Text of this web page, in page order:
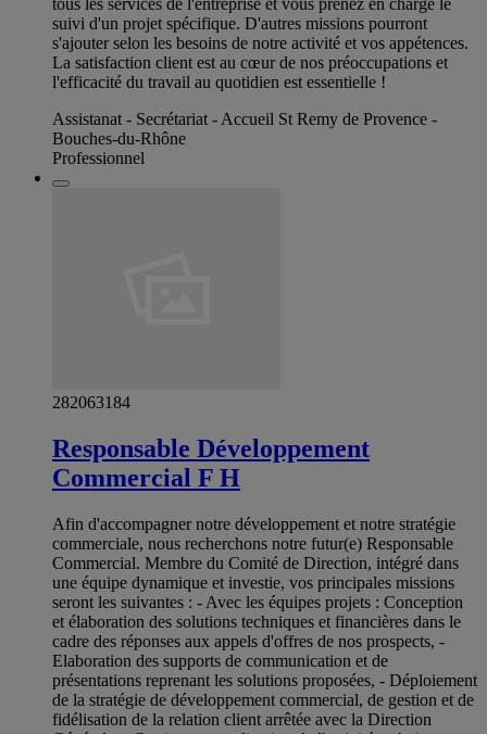
suivi d'un projet spécifique. D'autres missions pourront
s'ajouter selon les besoins de notre activité et vos appétences.
La satisfaction client est au cœur de nos préoccupations et
l'efficacité du travail au quotidien est essentielle !
Assistanat - Secrétariat - Accueil St Remy de Provence -
Bouches-du-Rhône
Professionnel
282063184
Responsable Développement
Commercial F H
Afin d'accompagner notre développement et notre stratégie
commerciale, nous recherchons notre futur(e) Responsable
Commercial. Membre du Comité de Direction, intégré dans
une équipe dynamique et investie, vos principales missions
seront les suivantes : - Avec les équipes projets : Conception
et élaboration des solutions techniques et financières dans le
cadre des réponses aux appels d'offres de nos prospects, -
Elaboration des supports de communication et de
présentations reprenant les solutions proposées, - Déploiement
de la stratégie de développement commercial, de gestion et de
fidélisation de la relation client arrêtée avec la Direction